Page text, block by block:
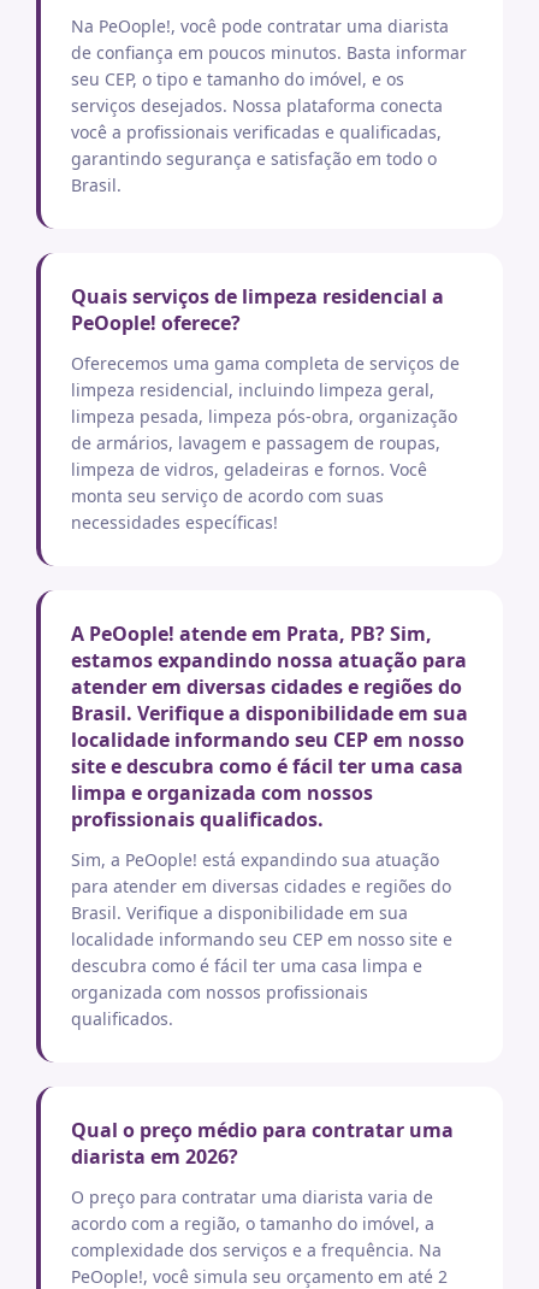
Na PeOople!, você pode contratar uma diarista
de confiança em poucos minutos. Basta informar
seu CEP, o tipo e tamanho do imóvel, e os
serviços desejados. Nossa plataforma conecta
você a profissionais verificadas e qualificadas,
garantindo segurança e satisfação em todo o
Brasil.
Quais serviços de limpeza residencial a
PeOople! oferece?
Oferecemos uma gama completa de serviços de
limpeza residencial, incluindo limpeza geral,
limpeza pesada, limpeza pós-obra, organização
de armários, lavagem e passagem de roupas,
limpeza de vidros, geladeiras e fornos. Você
monta seu serviço de acordo com suas
necessidades específicas!
A PeOople! atende em Prata, PB? Sim,
estamos expandindo nossa atuação para
atender em diversas cidades e regiões do
Brasil. Verifique a disponibilidade em sua
localidade informando seu CEP em nosso
site e descubra como é fácil ter uma casa
limpa e organizada com nossos
profissionais qualificados.
Sim, a PeOople! está expandindo sua atuação
para atender em diversas cidades e regiões do
Brasil. Verifique a disponibilidade em sua
localidade informando seu CEP em nosso site e
descubra como é fácil ter uma casa limpa e
organizada com nossos profissionais
qualificados.
Qual o preço médio para contratar uma
diarista em 2026?
O preço para contratar uma diarista varia de
acordo com a região, o tamanho do imóvel, a
complexidade dos serviços e a frequência. Na
PeOople!, você simula seu orçamento em até 2